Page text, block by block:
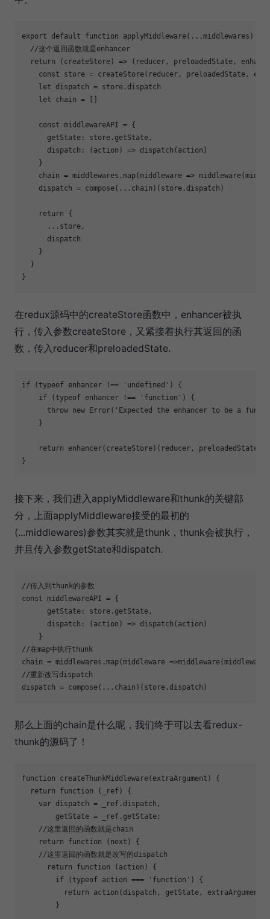
export default function applyMiddleware( ...middlewares )
//这个返回函数就是enhancer
return
( createStore) => (reducer, preloadedState,
const store = createStore(reducer, preloadedState,
let dispatch = store.dispatch
let chain = []
const middlewareAPI = {
getState : store.getState,
dispatch : ( action ) => dispatch(action)
    }
    chain = middlewares.map(
middleware =>
    dispatch = compose(...chain)(store.dispatch)
return {
      ...store,
      dispatch
    }
  }
在redux源码中的createStore函数中，enhancer被执
行，传入参数createStore，又紧接着执行其返回的函
数，传入reducer和preloadedState.
if ( typeof enhancer !== 'undefined' ) {
if ( typeof enhancer !== 'function' ) {
throw new Error( 'Expected the enhancer to be a
    }
return enhancer(createStore)(reducer, preloadedState)
接下来，我们进入applyMiddleware和thunk的关键部
分，上面applyMiddleware接受的最初的
(...middlewares)参数其实就是thunk，thunk会被执行，
并且传入参数getState和dispatch.
//传入到thunk的参数
const middlewareAPI = {
getState : store.getState,
dispatch : ( action ) => dispatch(action)
//在map中执行thunk
chain = middlewares.map(middleware =>
//重新改写dispatch
那么上面的chain是什么呢，我们终于可以去看redux-
thunk的源码了！
function createThunkMiddleware( extraArgument ) {
return
function ( _ref ) {
var dispatch = _ref.dispatch,
        getState = _ref.getState;
//这里返回的函数就是chain
return
function ( next ) {
//这里返回的函数就是改写的dispatch
return
function ( action ) {
if ( typeof action === 'function' ) {
return action(dispatch, getState, extraArgument);
        }